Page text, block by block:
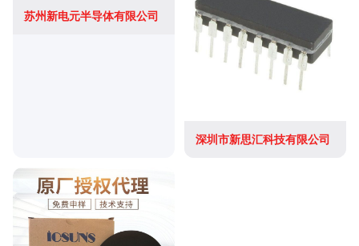
苏州新电元半导体有限公司
深圳市新思汇科技有限公司